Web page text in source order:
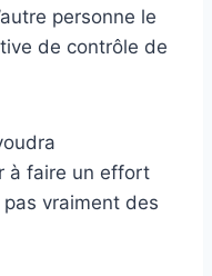
personne le
de contrôle de
à faire un effort
vraiment des